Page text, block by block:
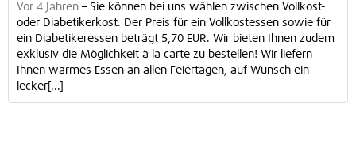
Vor 4 Jahren – Sie können bei uns wählen zwischen Vollkost-
oder Diabetikerkost. Der Preis für ein Vollkostessen sowie für
ein Diabetikeressen beträgt 5,70 EUR. Wir bieten Ihnen zudem
exklusiv die Möglichkeit à la carte zu bestellen! Wir liefern
Ihnen warmes Essen an allen Feiertagen, auf Wunsch ein
lecker[...]